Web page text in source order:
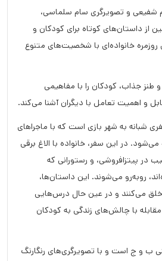
شفیعی و تصویرگری سام سلماسی،
از داستان‌های کوتاه برای کودکان و
روزمره خانواده‌ای با شخصیت‌های متنوع
طنز جذاب، کودکان را با مفاهیمی
و اهمیت تعامل با دیگران آشنا می‌کند.
شبانه به شهر بازی است که با ماجراهای
می‌شود. در این سفر، خانواده با الاغ برقی
در پیتزافروشی، و رستورانی که
روبه‌رو می‌شوند. این داستان‌ها،
خلق می‌کنند و در عین حال درس‌هایی
با چالش‌های زندگی به کودکان
ب و ج است و با تصویرگری‌های رنگارنگ